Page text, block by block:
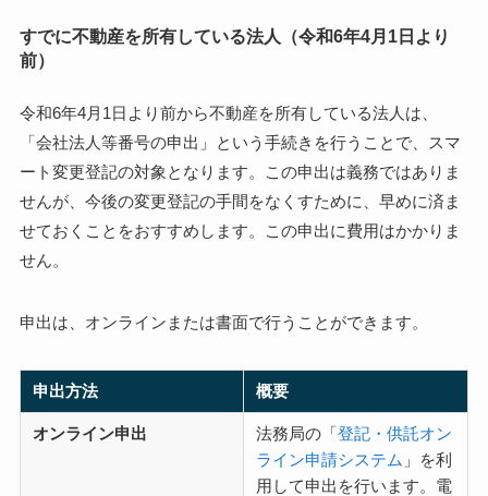
すでに不動産を所有している法人（令和6年4月1日より
前）
令和6年4月1日より前から不動産を所有している法人は、
「会社法人等番号の申出」という手続きを行うことで、スマ
ート変更登記の対象となります。この申出は義務ではありま
せんが、今後の変更登記の手間をなくすために、早めに済ま
せておくことをおすすめします。この申出に費用はかかりま
せん。
申出は、オンラインまたは書面で行うことができます。
申出方法 概要
オンライン申出 法務局の「登記・供託オン
ライン申請システム 」を利
用して申出を行います。電